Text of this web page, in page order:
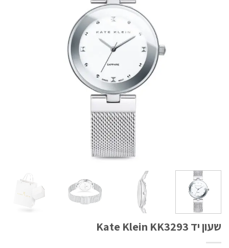
שעון יד Kate Klein KK3293